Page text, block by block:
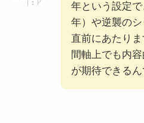
年という設定
年）や逆襲の
直前にあたり
間軸上でも内
が期待できるん